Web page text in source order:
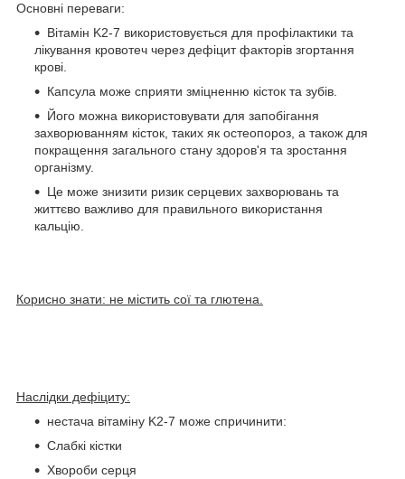
Основні переваги:
Вітамін K2-7 використовується для профілактики та
лікування кровотеч через дефіцит факторів згортання
крові.
Капсула може сприяти зміцненню кісток та зубів.
Його можна використовувати для запобігання
захворюванням кісток, таких як остеопороз, а також для
покращення загального стану здоров'я та зростання
організму.
Це може знизити ризик серцевих захворювань та
життєво важливо для правильного використання
кальцію.
Корисно знати: не містить сої та глютена.
Наслідки дефіциту:
нестача вітаміну K2-7 може спричинити:
Слабкі кістки
Хвороби серця